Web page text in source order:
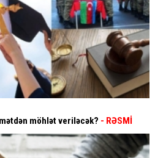
möhlət veriləcək? - RƏSMİ